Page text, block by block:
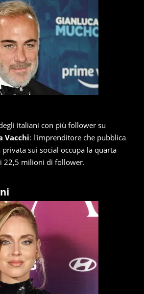
italiani con più follower su
Vacchi: l'imprenditore che pubblica
sui social occupa la quarta
22,5 milioni di follower.